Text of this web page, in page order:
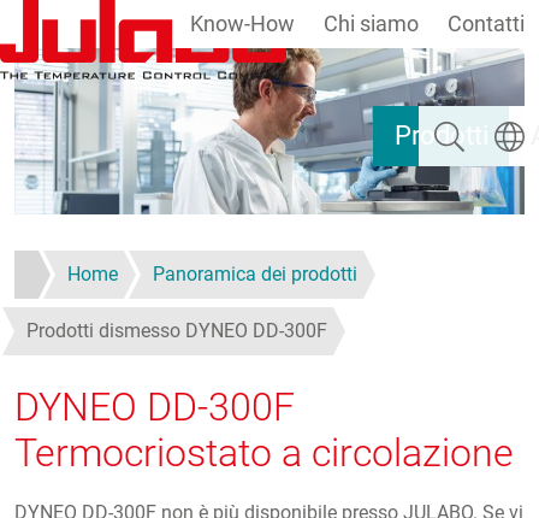
Salta al contenuto principale
Prodotti
Know-How Chi siamo Contatti
Ricerca
Home Panoramica dei prodotti
Prodotti dismesso DYNEO DD-300F
DYNEO DD-300F
Termocriostato a circolazione
DYNEO DD-300F non è più disponibile presso JULABO. Se vi